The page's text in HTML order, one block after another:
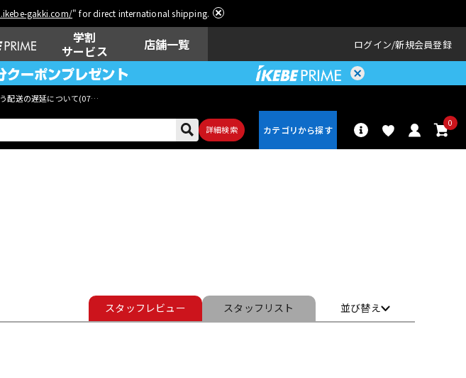
gakki.com/" for direct international shipping.
学割
サービス
店舗一覧 ログイン 新規会員登録
配送の遅延について(07月29日
詳細検索
0
レコーディン 配信/ライブ 楽器アクセサ
スタッフ レビュー スタッフ リスト 並び替え